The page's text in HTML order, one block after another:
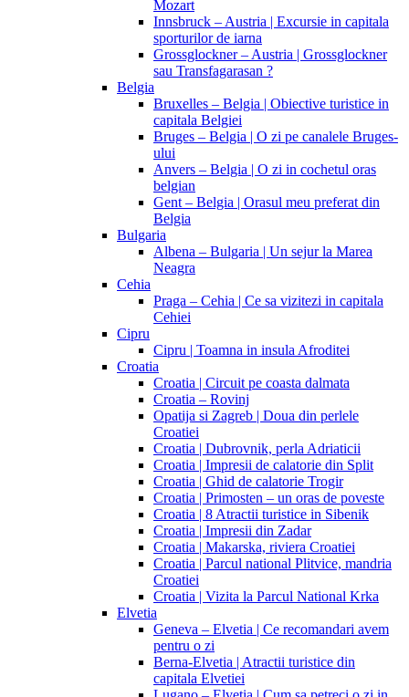
Mozart
Innsbruck – Austria | Excursie in capitala
sporturilor de iarna
Grossglockner – Austria | Grossglockner
sau Transfagarasan ?
Belgia
Bruxelles – Belgia | Obiective turistice in
capitala Belgiei
Bruges – Belgia | O zi pe canalele Bruges-
ului
Anvers – Belgia | O zi in cochetul oras
belgian
Gent – Belgia | Orasul meu preferat din
Belgia
Bulgaria
Albena – Bulgaria | Un sejur la Marea
Neagra
Cehia
Praga – Cehia | Ce sa vizitezi in capitala
Cehiei
Cipru
Cipru | Toamna in insula Afroditei
Croatia
Croatia | Circuit pe coasta dalmata
Croatia – Rovinj
Opatija si Zagreb | Doua din perlele
Croatiei
Croatia | Dubrovnik, perla Adriaticii
Croatia | Impresii de calatorie din Split
Croatia | Ghid de calatorie Trogir
Croatia | Primosten – un oras de poveste
Croatia | 8 Atractii turistice in Sibenik
Croatia | Impresii din Zadar
Croatia | Makarska, riviera Croatiei
Croatia | Parcul national Plitvice, mandria
Croatiei
Croatia | Vizita la Parcul National Krka
Elvetia
Geneva – Elvetia | Ce recomandari avem
pentru o zi
Berna-Elvetia | Atractii turistice din
capitala Elvetiei